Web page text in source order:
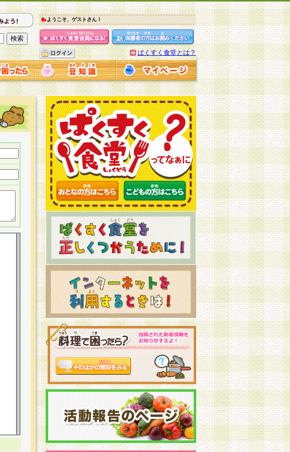
ようこそ、ゲストさん！
ぱくすく食堂とは？